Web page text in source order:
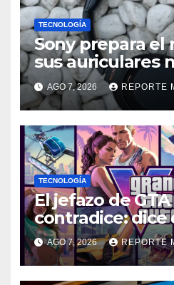
TECNOLOGÍA
Sony prepara el
sus auriculares
ahora más
AGO 7, 2026 REPORTE
TECNOLOGÍA
El jefazo de GTA
contradice: dice
discos ya no
pero no
en físico
AGO 7, 2026 REPORTE